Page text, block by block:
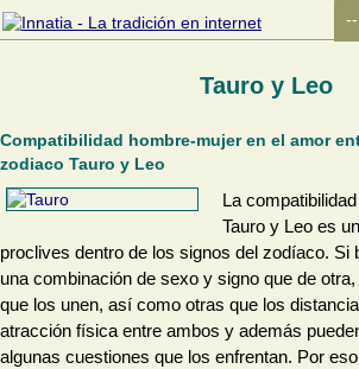
Tauro y Leo
Compatibilidad hombre-mujer en el amor
zodiaco Tauro y Leo
La
Tauro y Leo es
proclives dentro de los signos del zodíaco. Si
una combinación de sexo y signo que de
que los unen, así como otras que los
atracción física entre ambos y además
algunas cuestiones que los enfrentan. Por